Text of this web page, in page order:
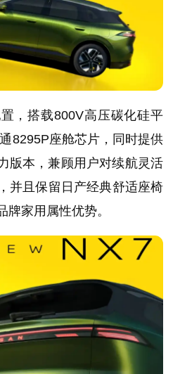
，搭载800V高压碳化硅平
8295P座舱芯片，同时提供
版本，兼顾用户对续航灵活
并且保留日产经典舒适座椅
家用属性优势。